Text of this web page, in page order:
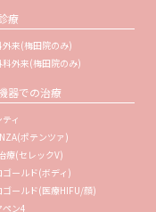
療
外来(梅田院のみ)
科外来(梅田院のみ)
器での治療
ィ
ポテンツァ)
療(セレックV)
ゴールド(ボディ)
ゴールド(医療HIFU/顔)
ペン4